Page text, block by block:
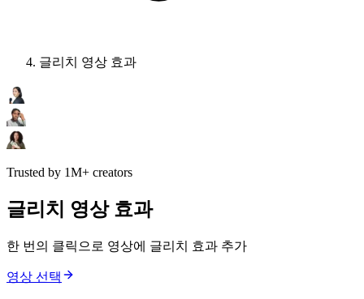
글리치 영상 효과
Trusted by 1M+ creators
글리치 영상 효과
한 번의 클릭으로 영상에 글리치 효과 추가
영상 선택